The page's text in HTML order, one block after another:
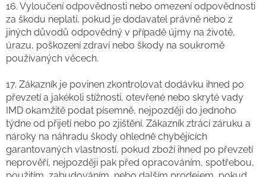
16. Vyloučení odpovědnosti nebo omezení odpovědnosti
za škodu neplatí, pokud je dodavatel právně nebo z
jiných důvodů odpovědný v případě újmy na životě,
úrazu, poškození zdraví nebo škody na soukromě
používaných věcech.
17. Zákazník je povinen zkontrolovat dodávku ihned po
převzetí a jakékoli stížnosti, otevřené nebo skryté vady
IMD okamžitě podat písemně, nejpozději do jednoho
týdne od přijetí nebo po zjištění. Zákazník ztrácí záruku a
nároky na náhradu škody ohledně chybějících
garantovaných vlastností, pokud zboží ihned po převzetí
neprověří, nejpozději pak před opracováním, spotřebou,